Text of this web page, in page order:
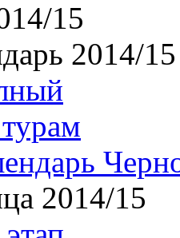
15
2014/15
2014/15